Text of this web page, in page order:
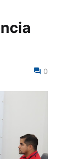
0